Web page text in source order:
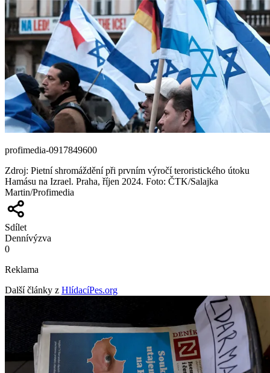
profimedia-0917849600
Zdroj: Pietní shromáždění při prvním výročí teroristického útoku
Hamásu na Izrael. Praha, říjen 2024. Foto: ČTK/Salajka
Martin/Profimedia
Sdílet
Dennívýzva
0
Reklama
Další články z HlídacíPes.org